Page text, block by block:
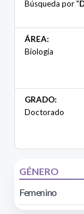
Búsqueda por "
ÁREA:
Biología
GRADO:
Doctorado
GÉNERO
Femenino